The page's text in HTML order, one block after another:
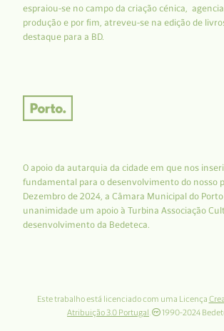
espraiou-se no campo da criação cénica,
produção e por fim, atreveu-se na edição de
destaque para a BD.
O apoio da autarquia da cidade em que nos
fundamental para o desenvolvimento do nosso
Dezembro de 2024, a Câmara Municipal do
unanimidade um apoio à Turbina Associação
desenvolvimento da Bedeteca.
Este trabalho está licenciado com uma Licença
Atribuição 3.0 Portugal
1990-2024